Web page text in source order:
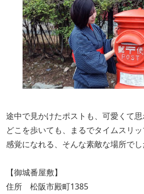
途中で見かけたポストも、可愛くて思
どこを歩いても、まるでタイムスリ
感覚になれる、そんな素敵な場所でし
【御城番屋敷】
住所 松阪市殿町1385